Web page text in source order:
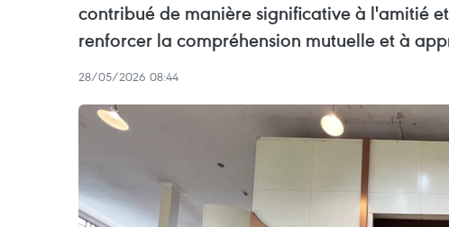
contribué de manière significative à l'amitié
renforcer la compréhension mutuelle et à
28/05/2026 08:44